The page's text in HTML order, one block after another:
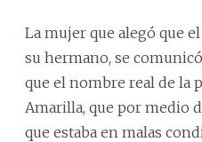
La mujer que alegó que
su hermano, se
que el nombre real de la
Amarilla, que por medio
que estaba en malas